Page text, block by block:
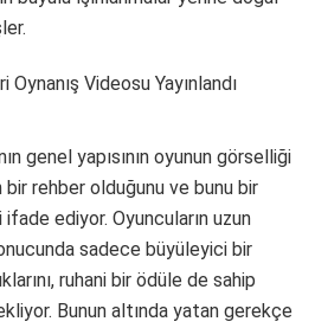
genel yapısının oyunun görselliği
bir rehber olduğunu ve bunu bir
ediyor. Oyuncuların uzun
sadece büyüleyici bir
ruhani bir ödüle de sahip
Bunun altında yatan gerekçe